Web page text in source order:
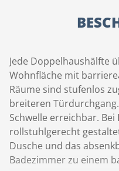
Jede Doppelhaushälfte
Wohnfläche mit
Räume sind stufenlos
breiteren
Schwelle erreichbar.
rollstuhlgerecht
Dusche und das
Badezimmer zu einem